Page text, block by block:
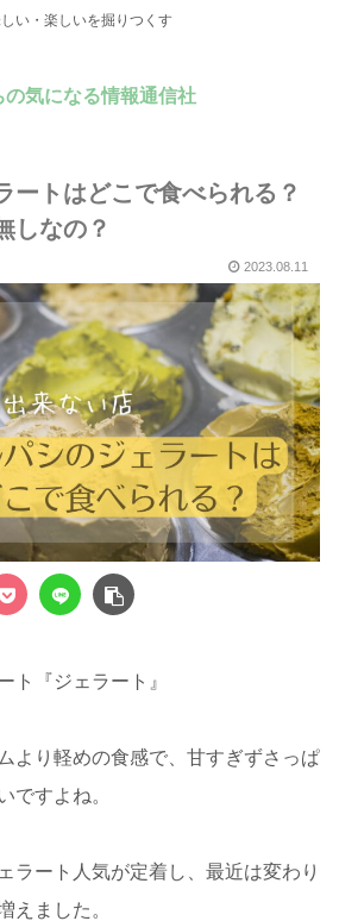
い・楽しいを掘りつくす
の気になる情報通信社
ートはどこで食べられる？
しなの？
2023.08.11
ト『ジェラート』
より軽めの食感で、甘すぎずさっぱ
ですよね。
ラート人気が定着し、最近は変わり
えました。